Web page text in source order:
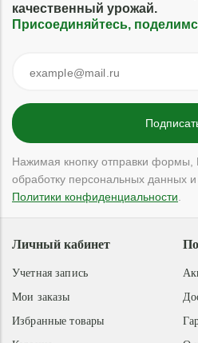
качественный урожай.
Присоединяйтесь,
Нажимая кнопку отправки формы,
обработку персональных данных
Политики конфиденциальности
Личный кабинет
Учетная запись
Мои заказы
Избранные товары